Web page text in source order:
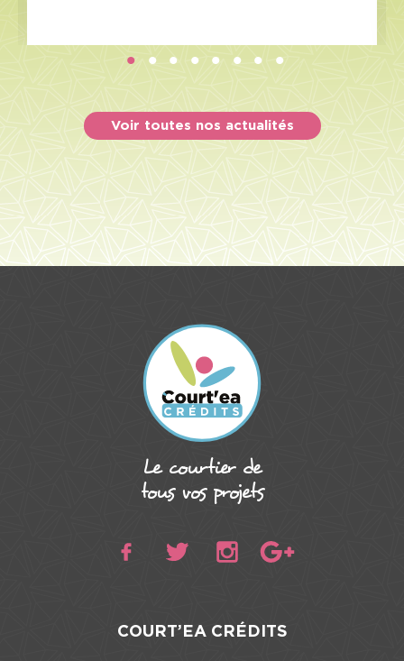
Voir toutes nos actualités
Le courtier de
tous vos projets
FacebookTwitter Instagram
COURT’EA CRÉDITS